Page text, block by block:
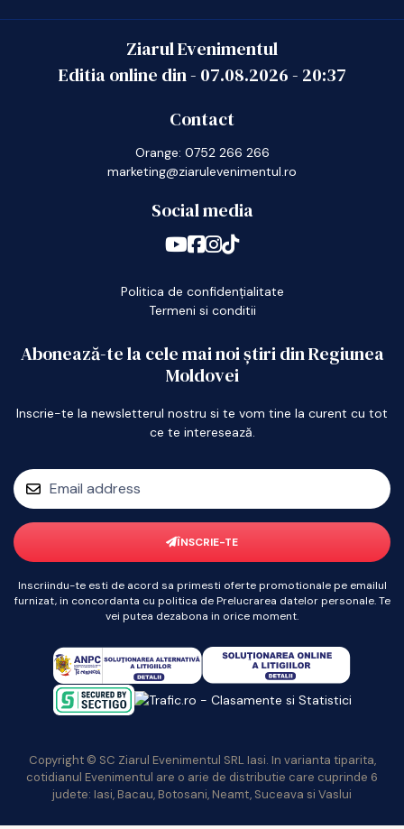
Ziarul Evenimentul
Editia online din - 07.08.2026- 20:37
Contact
Orange: 0752 266 266
marketing@ziarulevenimentul.ro
Social media
Politica de confidențialitate
Termeni si conditii
Abonează-te la cele mai noi știri din Regiunea
Moldovei
Inscrie-te la newsletterul nostru si te vom tine la curent cu tot
ce te interesează.
ÎNSCRIE-TE
Inscriindu-te esti de acord sa primesti oferte promotionale pe emailul
furnizat, in concordanta cu politica de Prelucrarea datelor personale. Te
vei putea dezabona in orice moment.
Copyright © SC Ziarul Evenimentul SRL Iasi. In varianta tiparita,
cotidianul Evenimentul are o arie de distributie care cuprinde 6
judete: Iasi, Bacau, Botosani, Neamt, Suceava si Vaslui